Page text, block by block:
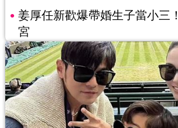
姜厚任新歡爆帶婚生子當小三
宮